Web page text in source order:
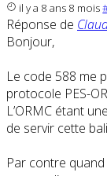
il y a 8 ans 8 mois
Réponse de
Bonjour,
Le code 588 me
protocole PES-
L’ORMC étant
de servir cette
Par contre